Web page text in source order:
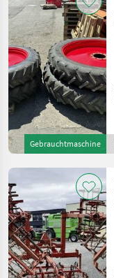
Gebrauchtmaschine